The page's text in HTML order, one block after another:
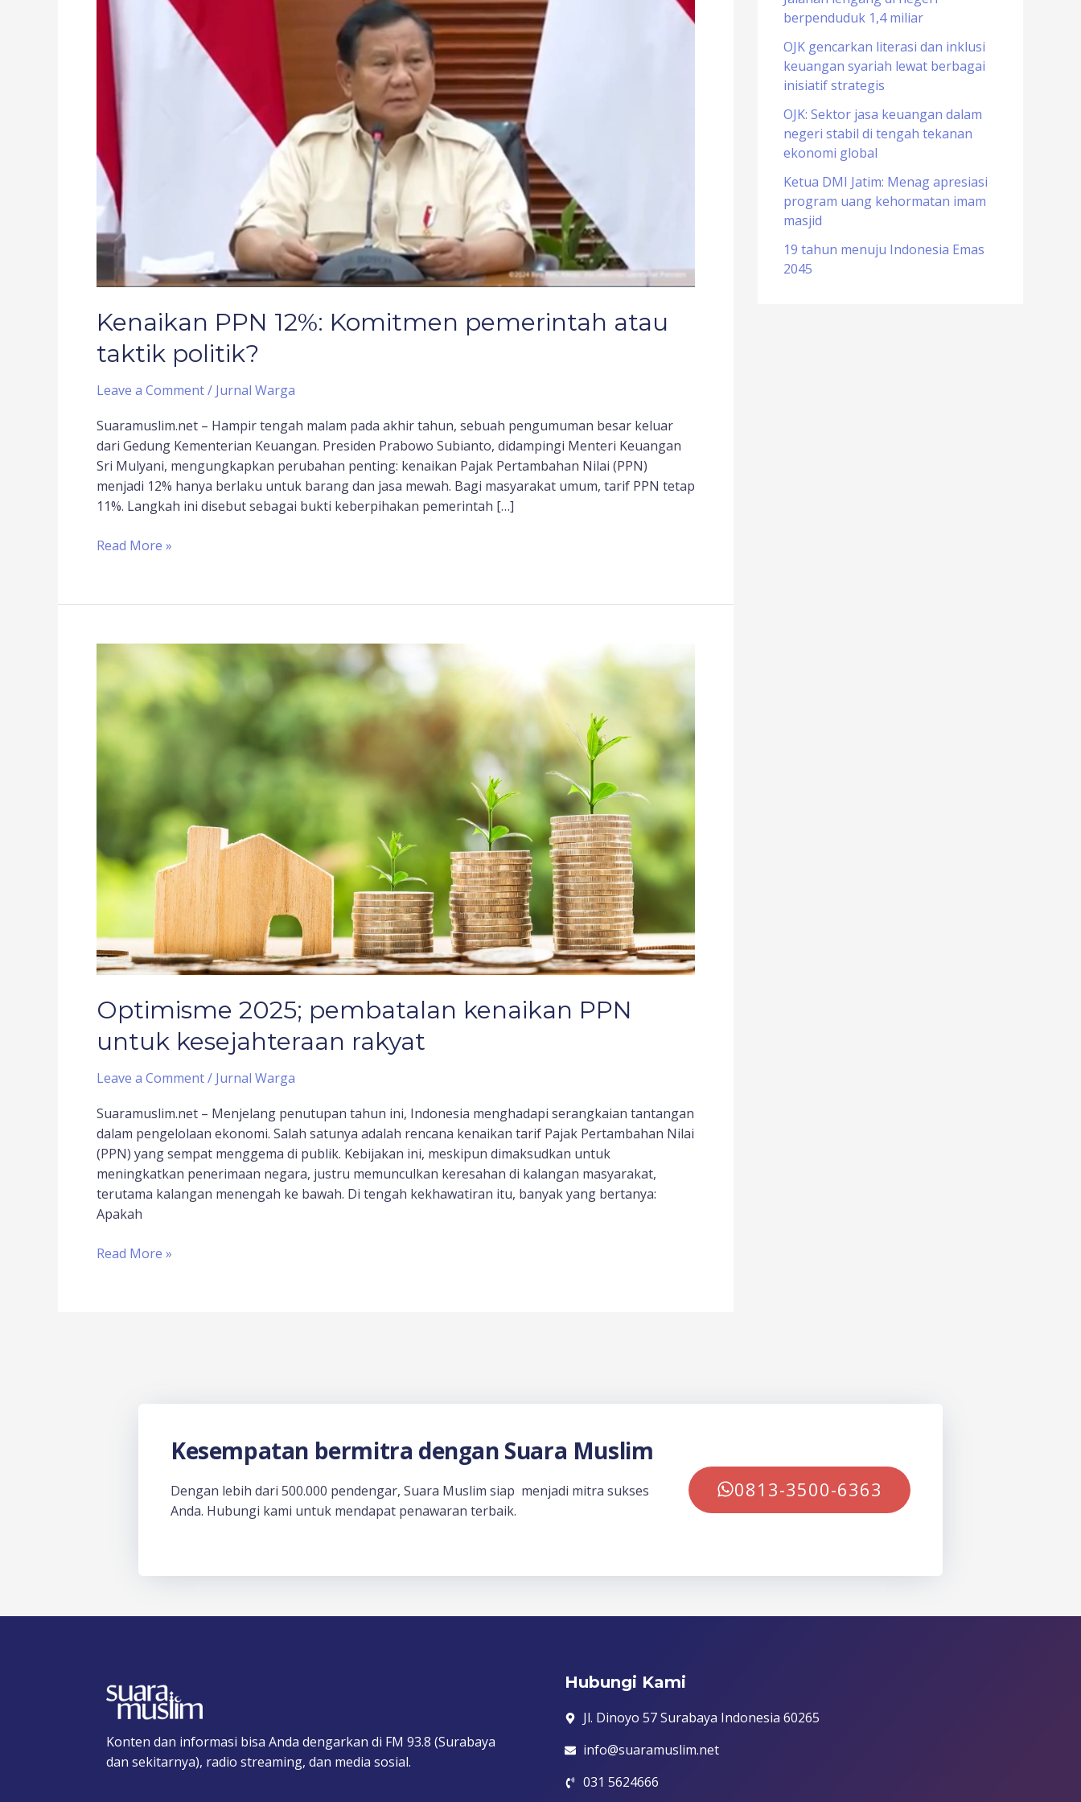
Kenaikan PPN 12%: Komitmen pemerintah atau
taktik politik?
Leave a Comment/ Jurnal Warga
Suaramuslim.net – Hampir tengah malam pada akhir tahun, sebuah pengumuman besar keluar
dari Gedung Kementerian Keuangan. Presiden Prabowo Subianto, didampingi Menteri Keuangan
Sri Mulyani, mengungkapkan perubahan penting: kenaikan Pajak Pertambahan Nilai (PPN)
menjadi 12% hanya berlaku untuk barang dan jasa mewah. Bagi masyarakat umum, tarif PPN tetap
11%. Langkah ini disebut sebagai bukti keberpihakan pemerintah […]
12%:
Komitmen
pemerintah
atau
taktik
politik?
Read More »
Optimisme 2025; pembatalan kenaikan PPN
untuk kesejahteraan rakyat
Leave a Comment/ Jurnal Warga
Suaramuslim.net – Menjelang penutupan tahun ini, Indonesia menghadapi serangkaian tantangan
dalam pengelolaan ekonomi. Salah satunya adalah rencana kenaikan tarif Pajak Pertambahan Nilai
(PPN) yang sempat menggema di publik. Kebijakan ini, meskipun dimaksudkan untuk
meningkatkan penerimaan negara, justru memunculkan keresahan di kalangan masyarakat,
terutama kalangan menengah ke bawah. Di tengah kekhawatiran itu, banyak yang bertanya:
Apakah
Optimisme
pembatalan
kenaikan
untuk
Read More »
o
r
:
berpenduduk 1,4 miliar
OJK gencarkan literasi dan inklusi
keuangan syariah lewat berbagai
inisiatif strategis
OJK: Sektor jasa keuangan dalam
negeri stabil di tengah tekanan
ekonomi global
Ketua DMI Jatim: Menag apresiasi
program uang kehormatan imam
masjid
19 tahun menuju Indonesia Emas
2045
Kesempatan bermitra dengan Suara Muslim
Dengan lebih dari 500.000 pendengar, Suara Muslim siap menjadi mitra sukses
Anda. Hubungi kami untuk mendapat penawaran terbaik.
0813-3500-6363
Konten dan informasi bisa Anda dengarkan di FM 93.8 (Surabaya
dan sekitarnya), radio streaming, dan media sosial.
Hubungi Kami
Jl. Dinoyo 57 Surabaya Indonesia 60265
info@suaramuslim.net
031 5624666